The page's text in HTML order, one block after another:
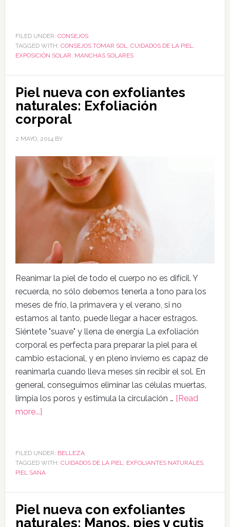
FILED UNDER: CONSEJOS
TAGGED WITH: CONSEJOS TOMAR SOL CUIDADOS DE LA PIEL
EXPOSICIÓN SOLAR MANCHAS SOLARES
Piel nueva con exfoliantes
naturales: Exfoliación
corporal
2 MAYO, 2014 BY
Reanimar la piel de todo el cuerpo no es difícil. Y
recuerda, no sólo debemos tenerla a tono para los
meses de frío, la primavera y el verano, si no
estamos al tanto, puede llegar a hacer estragos.
Siéntete "suave" y llena de energía La exfoliación
corporal es perfecta para preparar la piel para el
cambio estacional, y en pleno invierno es capaz de
reanimarla cuando lleva meses sin recibir el sol. En
general, conseguimos eliminar las células muertas,
limpia los poros y estimula la circulación … [Read
more...]
FILED UNDER: BELLEZA
TAGGED WITH: CUIDADOS DE LA PIEL, EXFOLIANTES NATURALES,
PIEL SANA
Piel nueva con exfoliantes
naturales: Manos, pies y cutis